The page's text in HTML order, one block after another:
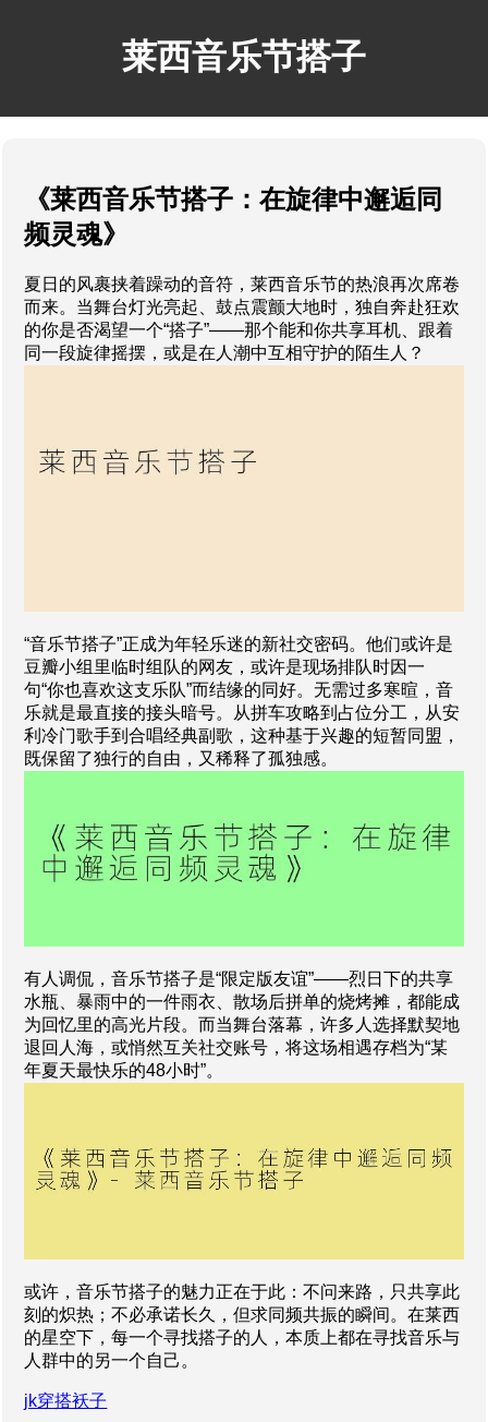
莱西音乐节搭子
《莱西音乐节搭子：在旋律中邂逅同
频灵魂》
夏日的风裹挟着躁动的音符，莱西音乐节的热浪再次席卷
而来。当舞台灯光亮起、鼓点震颤大地时，独自奔赴狂欢
的你是否渴望一个“搭子”——那个能和你共享耳机、跟着
同一段旋律摇摆，或是在人潮中互相守护的陌生人？
“音乐节搭子”正成为年轻乐迷的新社交密码。他们或许是
豆瓣小组里临时组队的网友，或许是现场排队时因一
句“你也喜欢这支乐队”而结缘的同好。无需过多寒暄，音
乐就是最直接的接头暗号。从拼车攻略到占位分工，从安
利冷门歌手到合唱经典副歌，这种基于兴趣的短暂同盟，
既保留了独行的自由，又稀释了孤独感。
有人调侃，音乐节搭子是“限定版友谊”——烈日下的共享
水瓶、暴雨中的一件雨衣、散场后拼单的烧烤摊，都能成
为回忆里的高光片段。而当舞台落幕，许多人选择默契地
退回人海，或悄然互关社交账号，将这场相遇存档为“某
年夏天最快乐的48小时”。
或许，音乐节搭子的魅力正在于此：不问来路，只共享此
刻的炽热；不必承诺长久，但求同频共振的瞬间。在莱西
的星空下，每一个寻找搭子的人，本质上都在寻找音乐与
人群中的另一个自己。
jk穿搭袄子